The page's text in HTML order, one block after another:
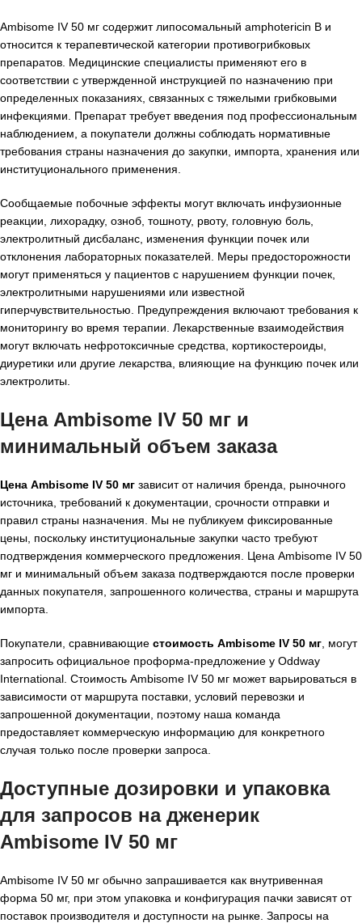
Ambisome IV 50 мг содержит липосомальный amphotericin B и
относится к терапевтической категории противогрибковых
препаратов. Медицинские специалисты применяют его в
соответствии с утвержденной инструкцией по назначению при
определенных показаниях, связанных с тяжелыми грибковыми
инфекциями. Препарат требует введения под профессиональным
наблюдением, а покупатели должны соблюдать нормативные
требования страны назначения до закупки, импорта, хранения или
институционального применения.
Сообщаемые побочные эффекты могут включать инфузионные
реакции, лихорадку, озноб, тошноту, рвоту, головную боль,
электролитный дисбаланс, изменения функции почек или
отклонения лабораторных показателей. Меры предосторожности
могут применяться у пациентов с нарушением функции почек,
электролитными нарушениями или известной
гиперчувствительностью. Предупреждения включают требования к
мониторингу во время терапии. Лекарственные взаимодействия
могут включать нефротоксичные средства, кортикостероиды,
диуретики или другие лекарства, влияющие на функцию почек или
электролиты.
Цена Ambisome IV 50 мг и
минимальный объем заказа
Цена Ambisome IV 50 мг зависит от наличия бренда, рыночного
источника, требований к документации, срочности отправки и
правил страны назначения. Мы не публикуем фиксированные
цены, поскольку институциональные закупки часто требуют
подтверждения коммерческого предложения. Цена Ambisome IV 50
мг и минимальный объем заказа подтверждаются после проверки
данных покупателя, запрошенного количества, страны и маршрута
импорта.
Покупатели, сравнивающие стоимость Ambisome IV 50 мг , могут
запросить официальное проформа-предложение у Oddway
International. Стоимость Ambisome IV 50 мг может варьироваться в
зависимости от маршрута поставки, условий перевозки и
запрошенной документации, поэтому наша команда
предоставляет коммерческую информацию для конкретного
случая только после проверки запроса.
Доступные дозировки и упаковка
для запросов на дженерик
Ambisome IV 50 мг
Ambisome IV 50 мг обычно запрашивается как внутривенная
форма 50 мг, при этом упаковка и конфигурация пачки зависят от
поставок производителя и доступности на рынке. Запросы на